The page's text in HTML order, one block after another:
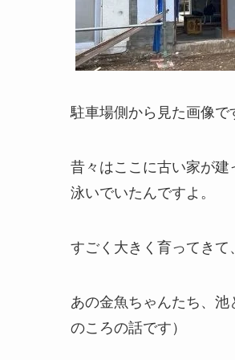
駐車場側から見た画像で
昔々はここに古い家が
泳いでいたんですよ。
すごく大きく育ってきて
あの金魚ちゃんたち、
のころの話です）